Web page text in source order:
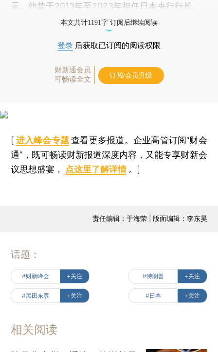
示。他曾于2013年至2023年担任日本央行行长。
本文共计1191字 订阅后继续阅读
登录 后获取已订阅的阅读权限
财新通会员
可畅读全文
订阅/会员升级
[ 进入峰会专题 查看更多报道。企业高管订阅“财会
通”，既可畅读财新报道深度内容，又能专享财新会
议思想盛宴，
点这里了解详情 。]
责任编辑：于海荣 | 版面编辑：李东昊
话题：
#财新峰会 +关注 #特朗普 +关注
#黑田东彦 +关注 #日本 +关注
相关阅读